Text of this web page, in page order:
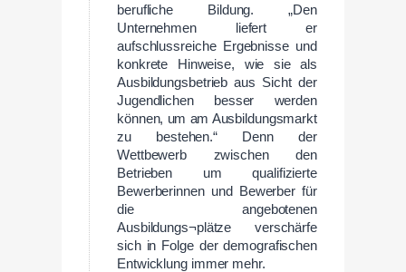
berufliche Bildung. „Den
Unternehmen liefert er
aufschlussreiche Ergebnisse und
konkrete Hinweise, wie sie als
Ausbildungsbetrieb aus Sicht der
Jugendlichen besser werden
können, um am Ausbildungsmarkt
zu bestehen.“ Denn der
Wettbewerb zwischen den
Betrieben um qualifizierte
Bewerberinnen und Bewerber für
die angebotenen
Ausbildungs¬plätze verschärfe
sich in Folge der demografischen
Entwicklung immer mehr.